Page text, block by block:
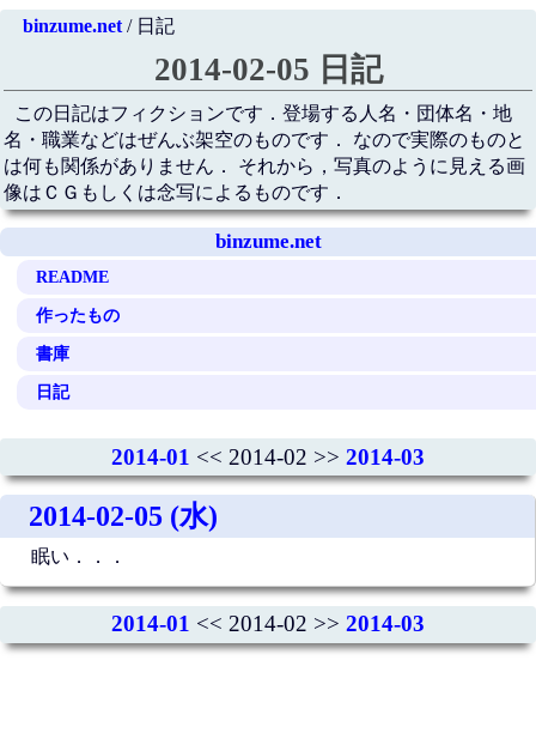
binzume.net/ 日記
2014-02-05 日記
この日記はフィクションです．登場する人名・団体名・地
名・職業などはぜんぶ架空のものです． なので実際のものと
は何も関係がありません． それから，写真のように見える画
像はＣＧもしくは念写によるものです．
binzume.net
README
作ったもの
書庫
日記
2014-01 << 2014-02 >> 2014-03
2014-02-05 (水)
眠い．．．
2014-01 << 2014-02 >> 2014-03